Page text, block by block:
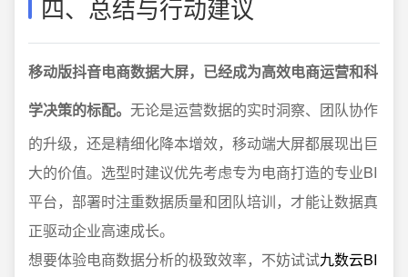
四、总结与行动建议
移动版抖音电商数据大屏，已经成为高效电商运营和科
学决策的标配。 无论是运营数据的实时洞察、团队协作
的升级，还是精细化降本增效，移动端大屏都展现出巨
大的价值。选型时建议优先考虑专为电商打造的专业BI
平台，部署时注重数据质量和团队培训，才能让数据真
正驱动企业高速成长。
想要体验电商数据分析的极致效率，不妨试试九数云BI